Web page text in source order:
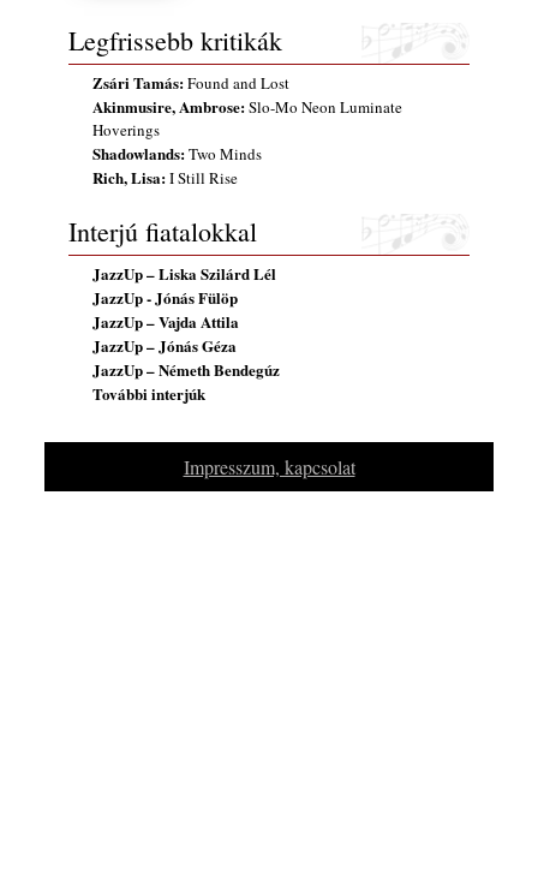
Vér, tornádó és jazz – megjelent a Daveform
Quintet és Kurt Rosenwinkel közös
lemezének új előfutára, a Sharknado
2026. július 31.
A Grencsoport Lewis Jordan-nel a
Meseházban
2026. július 31.
Magyar jazzmuzsikus szülők és zenész
gyermekeik – 42. rész: Vörös László +
Vörösné Strausz Eszter + Vörös Bence
2026. július 30.
The Next Generation — 11. rész: Horváth
Szabolcs
2026. július 25.
2026. július 25.
Zsári Tamás: Found and Lost
Legfrissebb kritikák
Zsári Tamás:Found and Lost
Akinmusire, Ambrose:Slo-Mo Neon Luminate
Hoverings
Shadowlands:Two Minds
Rich, Lisa:I Still Rise
Interjú fiatalokkal
JazzUp – Liska Szilárd Lél
JazzUp - Jónás Fülöp
JazzUp – Vajda Attila
JazzUp – Jónás Géza
JazzUp – Németh Bendegúz
További interjúk
Impresszum, kapcsolat